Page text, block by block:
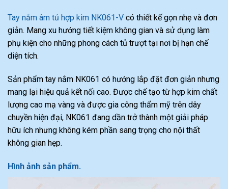
Tay nắm âm tủ hợp kim NK061-V có thiết kế gọn nhẹ và đơn
giản. Mang xu hướng tiết kiệm không gian và sử dụng làm
phụ kiện cho những phong cách tủ trượt tại nơi bị hạn chế
diện tích.
Sản phẩm tay nắm NK061 có hướng lắp đặt đơn giản nhưng
mang lại hiệu quả kết nối cao. Được chế tạo từ hợp kim chất
lượng cao mạ vàng và được gia công thẩm mỹ trên dây
chuyền hiện đại, NK061 đang dần trở thành một giải pháp
hữu ích nhưng không kém phần sang trọng cho nội thất
không gian hẹp.
Hình ảnh sản phẩm.